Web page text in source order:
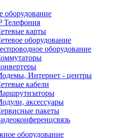
оборудование
Телефония
карты
оборудование
оборудование
Интернет - центры
кабели
аксессуары
пакеты
оборудование